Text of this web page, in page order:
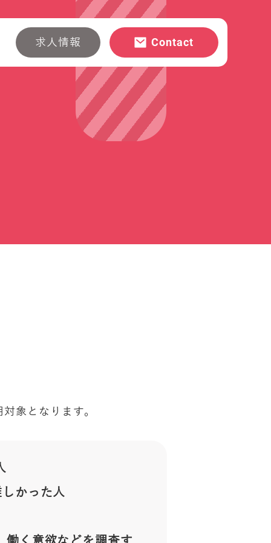
Contact
求人情報
象となります。
かった人